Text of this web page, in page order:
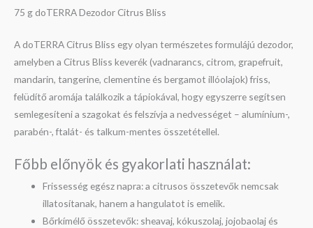
75 g doTERRA Dezodor Citrus Bliss
A doTERRA Citrus Bliss egy olyan természetes formulájú dezodor,
amelyben a Citrus Bliss keverék (vadnarancs, citrom, grapefruit,
mandarin, tangerine, clementine és bergamot illóolajok) friss,
felüdítő aromája találkozik a tápiokával, hogy egyszerre segítsen
semlegesíteni a szagokat és felszívja a nedvességet – alumínium-,
parabén-, ftalát- és talkum-mentes összetétellel.
Főbb előnyök és gyakorlati használat:
Frissesség egész napra: a citrusos összetevők nemcsak
illatosítanak, hanem a hangulatot is emelik.
Bőrkímélő összetevők: sheavaj, kókuszolaj, jojobaolaj és